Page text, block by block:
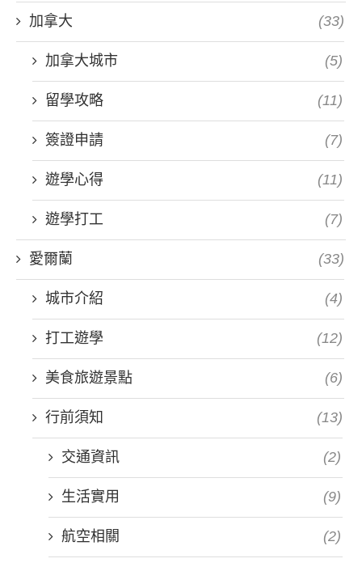
加拿大 (33)
加拿大城市 (5)
留學攻略 (11)
簽證申請 (7)
遊學心得 (11)
遊學打工 (7)
愛爾蘭 (33)
城市介紹 (4)
打工遊學 (12)
美食旅遊景點 (6)
行前須知 (13)
交通資訊 (2)
生活實用 (9)
航空相關 (2)